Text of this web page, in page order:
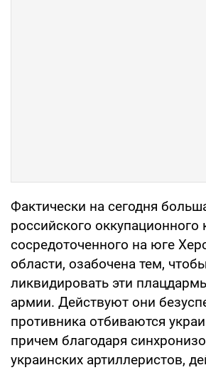
Фактически на сегодня
российского оккупационного
сосредоточенного на юге
области, озабочена тем, чтобы
ликвидировать эти
армии. Действуют они
противника отбиваются
причем благодаря
украинских артиллеристов,